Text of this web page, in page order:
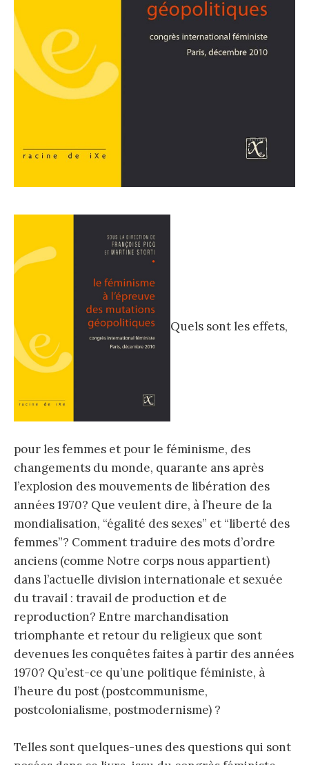
Quels sont les effets,
pour les femmes et pour le féminisme, des
changements du monde, quarante ans après
l’explosion des mouvements de libération des
années 1970? Que veulent dire, à l’heure de la
mondialisation, “égalité des sexes” et “liberté des
femmes”? Comment traduire des mots d’ordre
anciens (comme Notre corps nous appartient)
dans l’actuelle division internationale et sexuée
du travail : travail de production et de
reproduction? Entre marchandisation
triomphante et retour du religieux que sont
devenues les conquêtes faites à partir des années
1970? Qu’est-ce qu’une politique féministe, à
l’heure du post (postcommunisme,
postcolonialisme, postmodernisme) ?
Telles sont quelques-unes des questions qui sont